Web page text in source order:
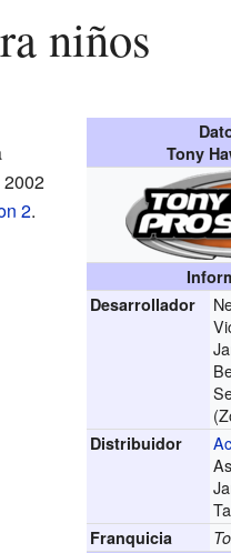
niños
Tony
Desarrollador
Distribuidor
Franquicia
2.